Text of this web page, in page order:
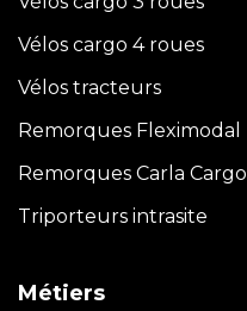
Vélos cargo 4 roues
Vélos tracteurs
Remorques Fleximodal
Remorques Carla Cargo
Triporteurs intrasite
Métiers